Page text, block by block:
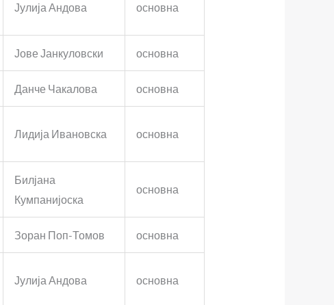
Јулија Андова основна
Јове Јанкуловски основна
Данче Чакалова основна
Лидија Ивановска основна
Билјана
Кумпанијоска
основна
Зоран Поп-Томов основна
Јулија Андова основна